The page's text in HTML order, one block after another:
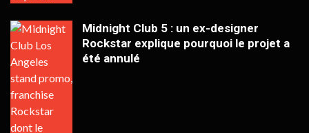
Midnight Club 5 : un ex-designer
Rockstar explique pourquoi le projet a
été annulé